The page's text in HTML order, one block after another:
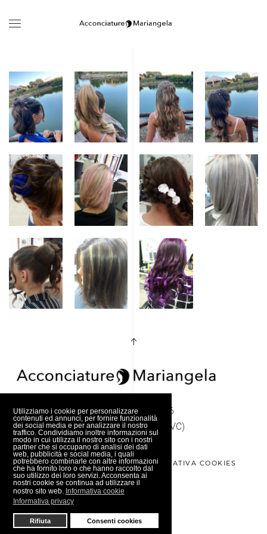
Utilizziamo i cookie per personalizzare
contenuti ed annunci, per fornire funzionalità
dei social media e per analizzare il nostro
traffico. Condividiamo inoltre informazioni sul
modo in cui utilizza il nostro sito con i nostri
partner che si occupano di analisi dei dati
web, pubblicità e social media, i quali
potrebbero combinarle con altre informazioni
che ha fornito loro o che hanno raccolto dal
suo utilizzo dei loro servizi. Acconsenta ai
nostri cookie se continua ad utilizzare il
nostro sito web. Informativa cookie
Informativa privacy
Rifiuta Consenti cookies
Via XX Settembre 6
13011 - Borgosesia (VC)
INFORMATIVA PRIVACY INFORMATIVA COOKIES